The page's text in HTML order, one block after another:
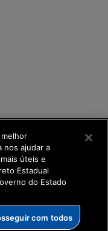
Transformação
nos ajudar a
úteis e
Estadual
do Estado
com todos